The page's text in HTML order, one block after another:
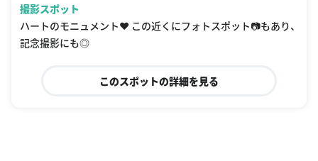
撮影スポット
ハートのモニュメント♥ この近くにフォトスポット📷もあり、
記念撮影にも◎
このスポットの詳細を見る